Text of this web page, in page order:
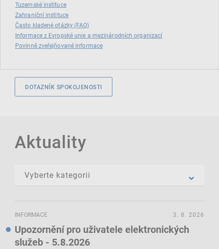
Tuzemské instituce
Zahraniční instituce
Často kladené otázky (FAQ)
Informace z Evropské unie a mezinárodních organizací
Povinně zveřejňované informace
DOTAZNÍK SPOKOJENOSTI
Aktuality
INFORMACE
Upozornění pro uživatele elektronických
služeb - 5.8.2026
3. 8. 2026